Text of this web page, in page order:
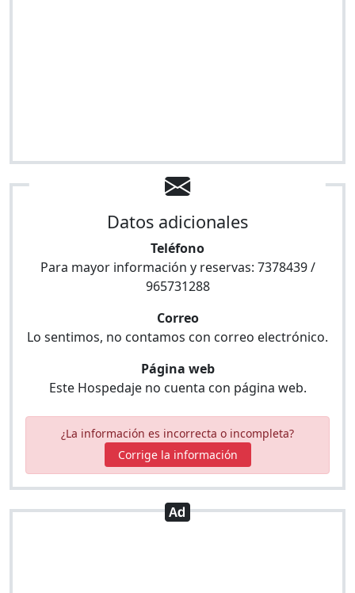
Datos adicionales
Teléfono
Para mayor información y reservas: 7378439 /
965731288
Correo
Lo sentimos, no contamos con correo electrónico.
Página web
Este Hospedaje no cuenta con página web.
¿La información es incorrecta o incompleta?
Corrige la información